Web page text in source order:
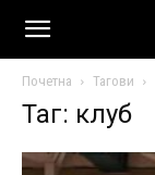
Почетна Тагови
Таг: клуб